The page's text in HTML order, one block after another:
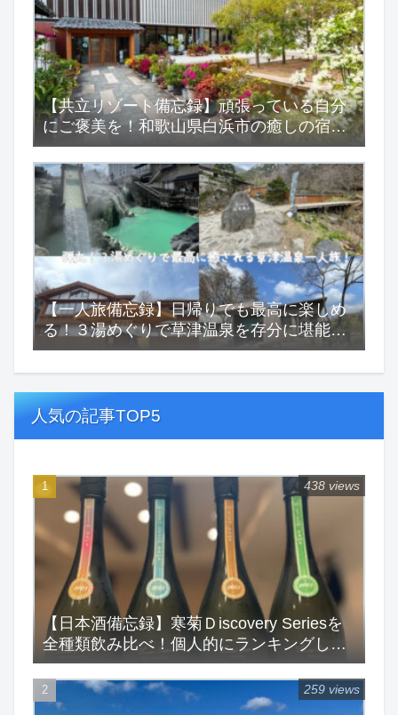
【共立リゾート備忘録】頑張っている自分
にご褒美を！和歌山県白浜市の癒しの宿
『浜千鳥の湯 海舟』
【一人旅備忘録】日帰りでも最高に楽しめ
る！３湯めぐりで草津温泉を存分に堪能す
る一人旅！
人気の記事TOP5
【日本酒備忘録】寒菊Ｄiscovery Seriesを
全種類飲み比べ！個人的にランキングして
みた！
438 views
259 views